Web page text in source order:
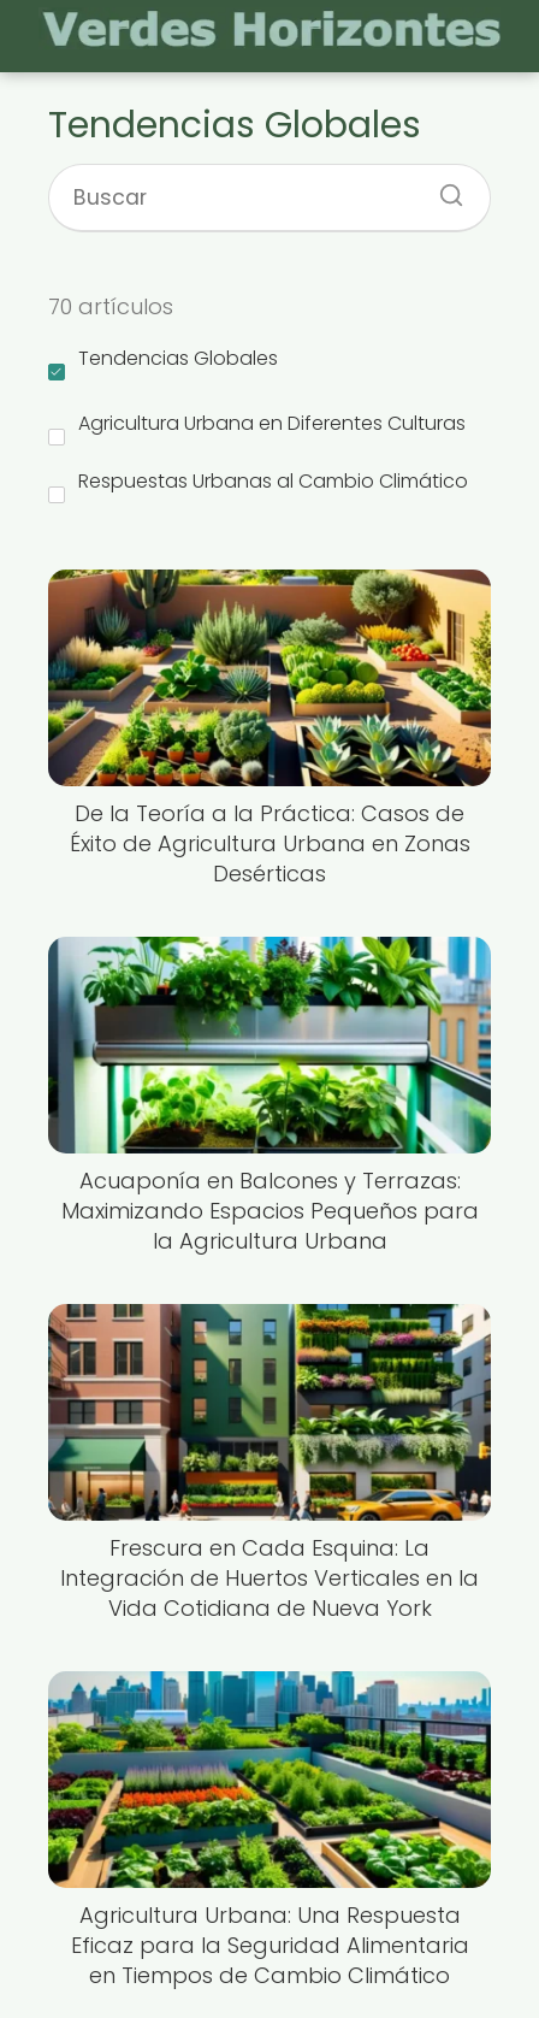
Tendencias Globales
70 artículos
Tendencias Globales
Agricultura Urbana en Diferentes Culturas
Respuestas Urbanas al Cambio Climático
De la Teoría a la Práctica: Casos de
Éxito de Agricultura Urbana en Zonas
Desérticas
Acuaponía en Balcones y Terrazas:
Maximizando Espacios Pequeños para
la Agricultura Urbana
Frescura en Cada Esquina: La
Integración de Huertos Verticales en la
Vida Cotidiana de Nueva York
Agricultura Urbana: Una Respuesta
Eficaz para la Seguridad Alimentaria
en Tiempos de Cambio Climático